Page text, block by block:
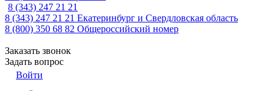
8 (343) 247 21 21
8 (343) 247 21 21 Екатеринбург и Свердловская область
8 (800) 350 68 82 Общероссийский номер
Заказать звонок
Задать вопрос
Войти